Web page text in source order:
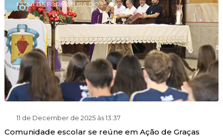
MISSA DE FORMATURA DO 9º ANO
11 de December de 2025 às 13:37
Comunidade escolar se reúne em Ação de Graças